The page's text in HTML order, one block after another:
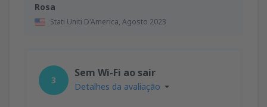
Rosa
Stati Uniti D'America, Agosto 2023
3
Sem Wi-Fi ao sair
Detalhes da avaliação